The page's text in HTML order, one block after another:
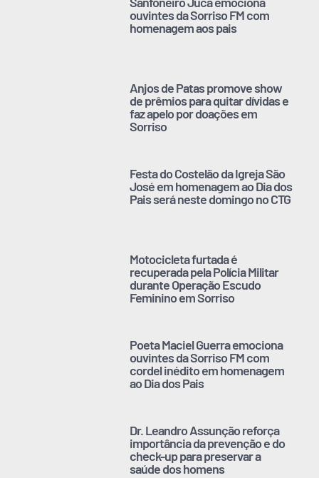
ouvintes da Sorriso FM com
homenagem aos pais
Anjos de Patas promove show
de prêmios para quitar dívidas e
faz apelo por doações em
Sorriso
Festa do Costelão da Igreja São
José em homenagem ao Dia dos
Pais será neste domingo no CTG
Motocicleta furtada é
recuperada pela Polícia Militar
durante Operação Escudo
Feminino em Sorriso
Poeta Maciel Guerra emociona
ouvintes da Sorriso FM com
cordel inédito em homenagem
ao Dia dos Pais
Dr. Leandro Assunção reforça
importância da prevenção e do
check-up para preservar a
saúde dos homens